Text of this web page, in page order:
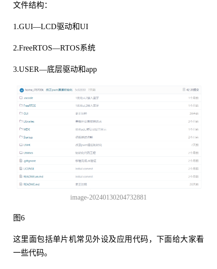
文件结构：
1.GUI—LCD驱动和UI
2.FreeRTOS—RTOS系统
3.USER—底层驱动和app
image-20240130204732881
图6
这里面包括单片机常见外设及应用代码，下面给大家看
一些代码。